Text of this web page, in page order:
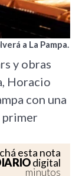
a La Pampa.
y obras
Horacio
con una
primer
esta nota
digital
minutos